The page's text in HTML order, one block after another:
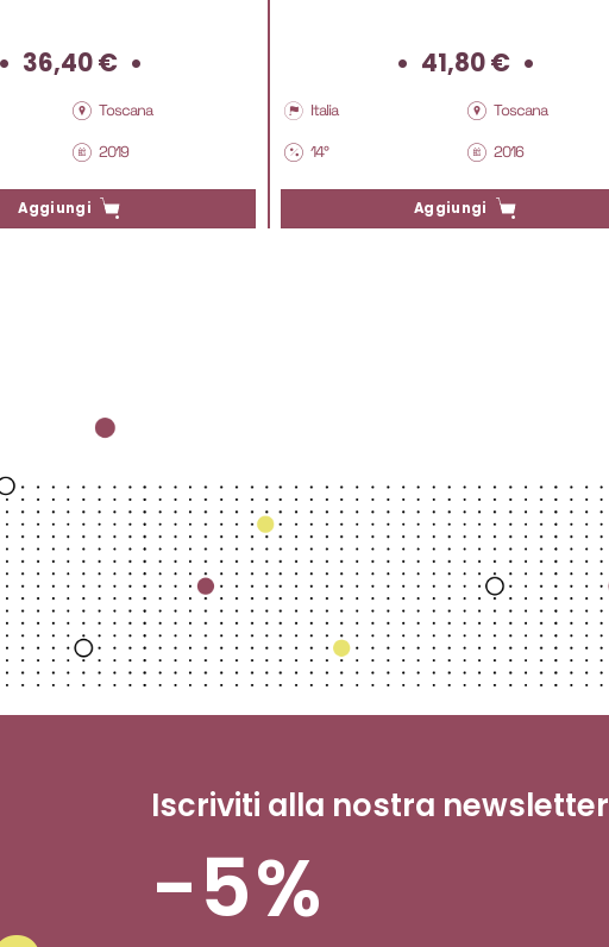
36,40€
Toscana
2019
Aggiungi
41,80€
Italia Toscana
14° 2016
Aggiungi
Iscriviti alla nostra newsletter
-5%